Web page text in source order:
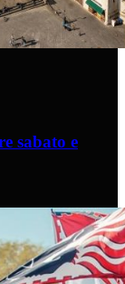
sabato e